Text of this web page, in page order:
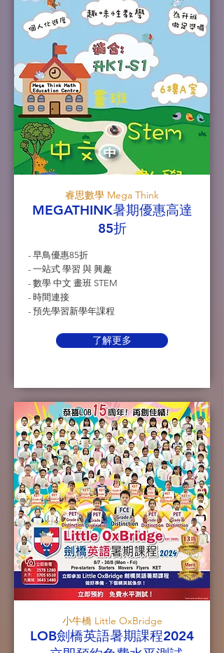
睿思數學 Mega Think
MEGATHINK暑期優惠高達
85折
- 早鳥優惠85折
- 一站式 學習 與 興趣
- 數學 中文 畫班 STEM
- 時間連接
- 預先學習新學年課程
了解更多
小牛橋 Little OxBridge
LOB劍橋英語暑期課程2024